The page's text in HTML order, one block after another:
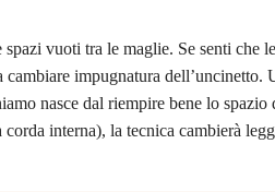
vuoti tra le maglie. Se senti che
impugnatura dell’uncinetto.
nasce dal riempire bene lo spazio
interna), la tecnica cambierà